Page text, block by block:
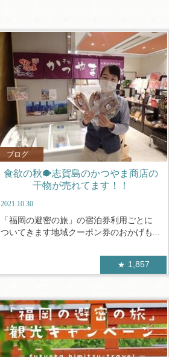
ブログ
食欲の秋🐡志賀島のかつやま商店の
干物が売れてます！！
2021.10.30
「福岡の避密の旅」の宿泊券利用ごとに
ついてきます地域クーポン券のおかげも...
1,857